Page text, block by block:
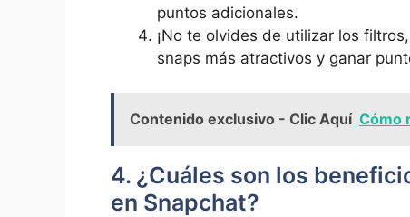
puntos adicionales.
¡No te olvides de utilizar los​
snaps más‍ atractivos y ganar
Contenido exclusivo - Clic Aquí Cómo
4. ¿Cuáles son los
en⁣ Snapchat?